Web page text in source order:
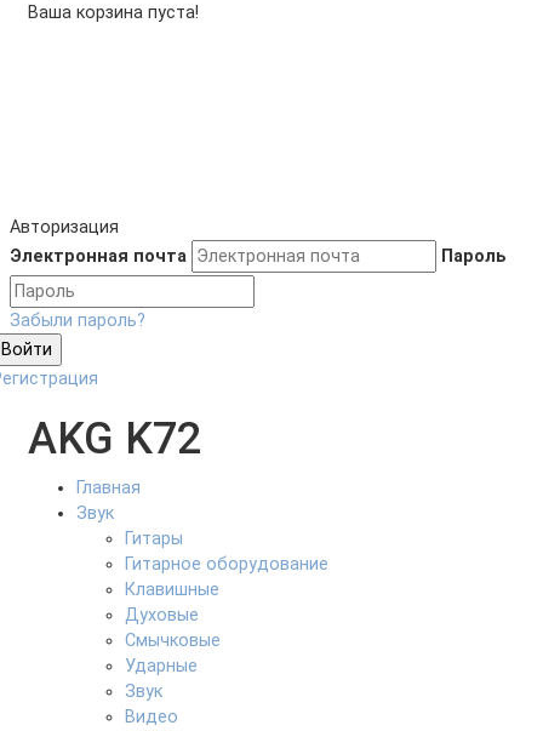
Ваша корзина пуста!
Авторизация
Электронная почта
Пароль
Забыли пароль?
Войти
AKG K72
Главная
Звук
Гитары
Гитарное оборудование
Клавишные
Духовые
Смычковые
Ударные
Звук
Видео